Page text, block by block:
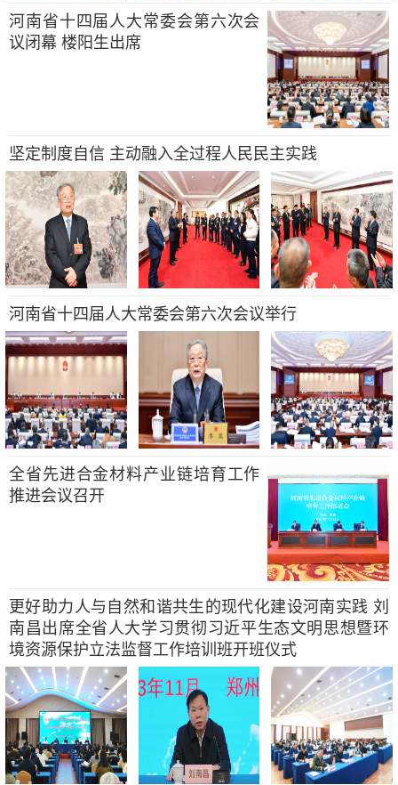
河南省十四届人大常委会第六次会
议闭幕 楼阳生出席
坚定制度自信 主动融入全过程人民民主实践
河南省十四届人大常委会第六次会议举行
全省先进合金材料产业链培育工作
推进会议召开
更好助力人与自然和谐共生的现代化建设河南实践 刘
南昌出席全省人大学习贯彻习近平生态文明思想暨环
境资源保护立法监督工作培训班开班仪式